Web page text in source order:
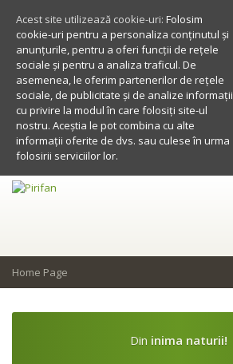
Home Page
Din inima naturii!
Acest site utilizează cookie-uri: Folosim
cookie-uri pentru a personaliza conținutul și
anunțurile, pentru a oferi funcții de rețele
sociale și pentru a analiza traficul. De
asemenea, le oferim partenerilor de rețele
sociale, de publicitate și de analize informații
cu privire la modul în care folosiți site-ul
nostru. Aceștia le pot combina cu alte
informații oferite de dvs. sau culese în urma
folosirii serviciilor lor.